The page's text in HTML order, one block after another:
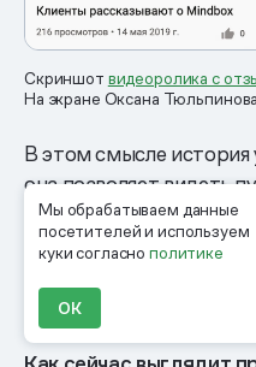
Мы обрабатываем данные
посетителей и используем
куки согласнополитике
ОК
Скриншот видеоролика с
На экране Оксана
В этом смысле
она позволяет видеть
после прочтения
продуктов,
подписался на курс,
заинтересовала его.